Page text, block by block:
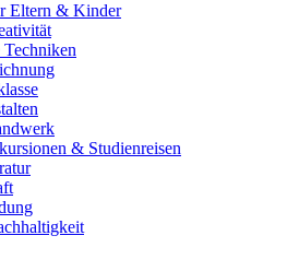
Eltern & Kinder
& Studienreisen